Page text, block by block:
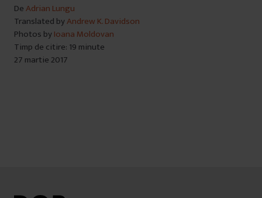
DeAdrian Lungu
Translated byAndrew K. Davidson
Photos byIoana Moldovan
Timp de citire: 19 minute
27 martie 2017